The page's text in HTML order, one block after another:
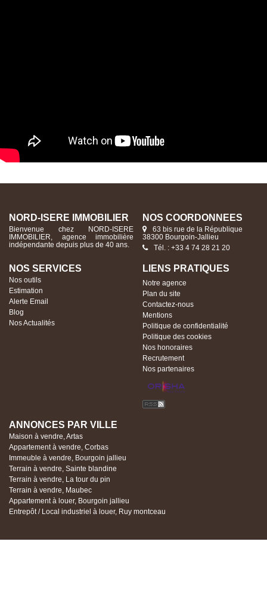
NORD-ISERE IMMOBILIER
Bienvenue chez NORD-ISERE
IMMOBILIER, agence immobilière
indépendante depuis plus de 40 ans.
NOS COORDONNÉES
63 bis rue de la République
38300 Bourgoin-Jallieu
Tél. : +33 4 74 28 21 20
NOS SERVICES
Nos outils
Estimation
Alerte Email
Blog
Nos Actualités
LIENS PRATIQUES
Notre agence
Plan du site
Contactez-nous
Mentions
Politique de confidentialité
Politique des cookies
Nos honoraires
Recrutement
Nos partenaires
ANNONCES PAR VILLE
Maison à vendre, Artas
Appartement à vendre, Corbas
Immeuble à vendre, Bourgoin jallieu
Terrain à vendre, Sainte blandine
Terrain à vendre, La tour du pin
Terrain à vendre, Maubec
Appartement à louer, Bourgoin jallieu
Entrepôt / Local industriel à louer, Ruy montceau